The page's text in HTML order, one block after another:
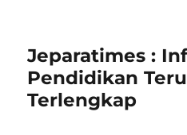
Jeparatimes :
Pendidikan
Terlengkap